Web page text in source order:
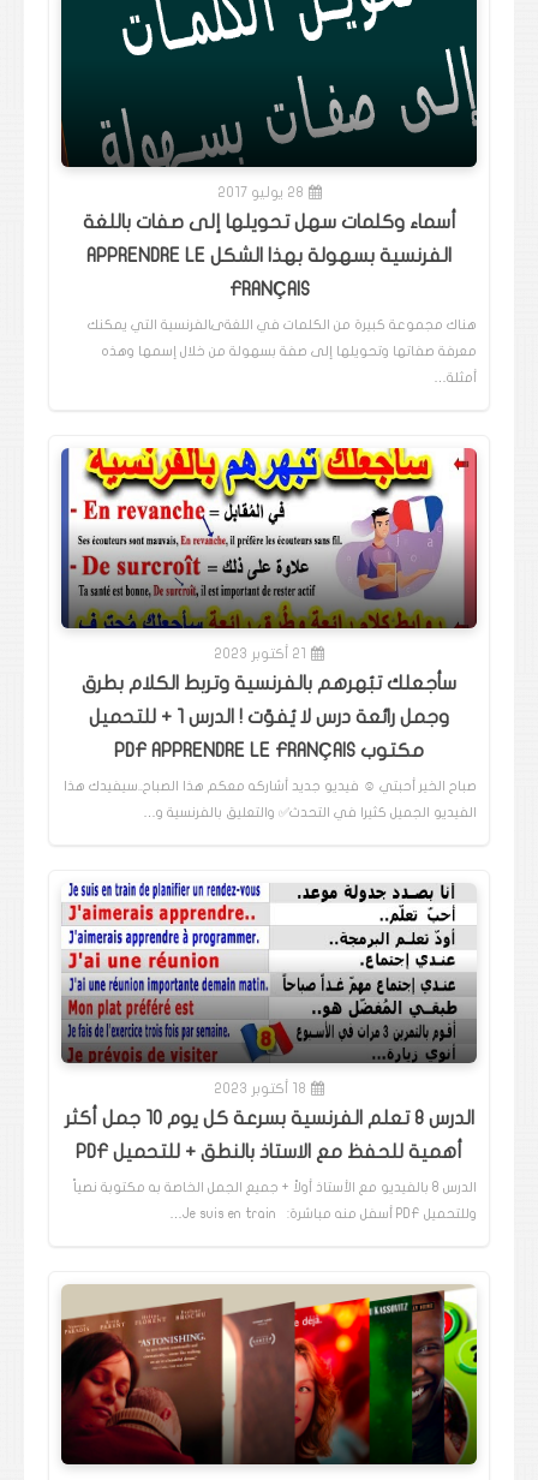
28 يوليو 2017
أسماء وكلمات سهل تحويلها إلى صفات باللغة
الفرنسية بسهولة بهذا الشكل APPRENDRE LE
FRANÇAIS
هناك مجموعة كبيرة من الكلمات في اللغةىالفرنسية التي يمكنك
معرفة صفاتها وتحويلها إلى صفة بسهولة من خلال إسمها وهذه
أمثلة…
21 أكتوبر 2023
سأجعلك تبُهرهم بالفرنسية وتربط الكلام بطرق
وجمل رائعة درس لا يُفوّت ! الدرس 1 + للتحميل
مكتوب PDF APPRENDRE LE FRANÇAIS
صباح الخير أحبتي ☺️ فيديو جديد أشاركه معكم هذا الصباح..سيفيدك هذا
الفيديو الجميل كثيرا في التحدث✅️ والتعليق بالفرنسية و…
18 أكتوبر 2023
الدرس 8 تعلم الفرنسية بسرعة كل يوم 10 جمل أكثر
أهمية للحفظ مع الاستاذ بالنطق + للتحميل PDF
الدرس 8 بالفيديو مع الأستاذ أولاً + جميع الجمل الخاصة به مكتوبة نصياً
وللتحميل PDF أسفل منه مباشرة: Je suis en train…